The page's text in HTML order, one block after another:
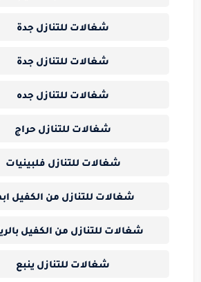
شغالات للتنازل جدة
شغالات للتنازل جدة
شغالات للتنازل جده
شغالات للتنازل حراج
شغالات للتنازل فلبينيات
شغالات للتنازل من الكفيل
شغالات للتنازل من الكفيل
شغالات للتنازل ينبع